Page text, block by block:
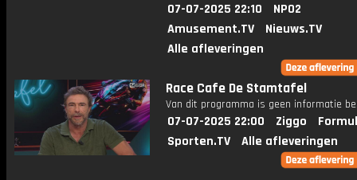
07-07-2025 22:10
NPO2
Amusement.TV
Nieuws.TV
Alle afleveringen
Race Cafe De Stamtafel
Van dit programma is geen informatie
07-07-2025 22:00 Ziggo
Sporten.TV
Alle afleveringen